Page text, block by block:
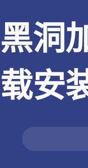
黑洞
载安